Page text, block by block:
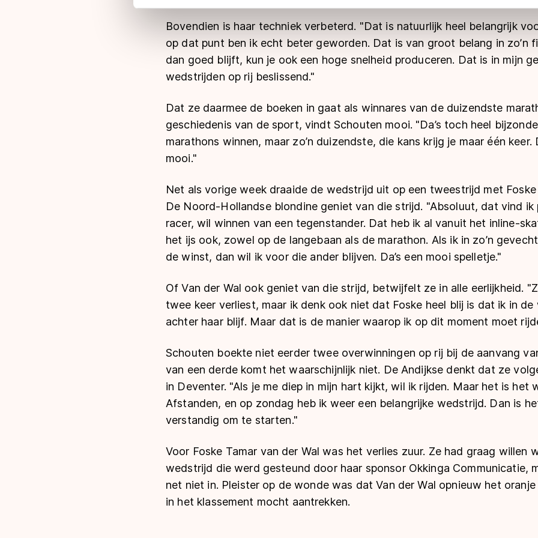
adequaat beschermingsniveau geldt volgens de GDPR. Door op ‘Toestaan’ te klikken, stemt
Meer informatie vindt u in ons
cookiebeleid
Bovendien is haar techniek verbeterd. "Dat is natuurlijk heel belangrijk
op dat punt ben ik echt beter geworden. Dat is van groot belang in zo’n
dan goed blijft, kun je ook een hoge snelheid produceren. Dat is in mijn
wedstrijden op rij beslissend."
Dat ze daarmee de boeken in gaat als winnares van de duizendste
geschiedenis van de sport, vindt Schouten mooi. "Da’s toch heel
marathons winnen, maar zo’n duizendste, die kans krijg je maar één
mooi."
Net als vorige week draaide de wedstrijd uit op een tweestrijd met Foske
De Noord-Hollandse blondine geniet van die strijd. "Absoluut, dat vind ik
racer, wil winnen van een tegenstander. Dat heb ik al vanuit het inline-
het ijs ook, zowel op de langebaan als de marathon. Als ik in zo’n
de winst, dan wil ik voor die ander blijven. Da’s een mooi spelletje."
Of Van der Wal ook geniet van die strijd, betwijfelt ze in alle eerlijkheid.
twee keer verliest, maar ik denk ook niet dat Foske heel blij is dat ik in
achter haar blijf. Maar dat is de manier waarop ik op dit moment moet
Schouten boekte niet eerder twee overwinningen op rij bij de aanvang
van een derde komt het waarschijnlijk niet. De Andijkse denkt dat ze
in Deventer. "Als je me diep in mijn hart kijkt, wil ik rijden. Maar het is het
Afstanden, en op zondag heb ik weer een belangrijke wedstrijd. Dan is
verstandig om te starten."
Voor Foske Tamar van der Wal was het verlies zuur. Ze had graag willen
wedstrijd die werd gesteund door haar sponsor Okkinga Communicatie,
net niet in. Pleister op de wonde was dat Van der Wal opnieuw het
in het klassement mocht aantrekken.